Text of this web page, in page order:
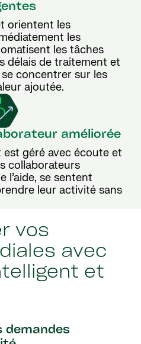
orientent les
les
les tâches
délais de traitement et
concentrer sur les
ajoutée.
améliorée
géré avec écoute et
collaborateurs
l’aide, se sentent
leur activité sans
vos
avec
et
demandes